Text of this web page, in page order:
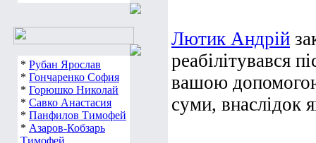
* Рубан Ярослав
* Гончаренко София
* Горюшко Николай
* Савко Анастасия
* Панфилов Тимофей
* Азаров-Кобзарь
Тимофей
Лютик Андрій
реабілітувався
вашою
суми, внаслідок